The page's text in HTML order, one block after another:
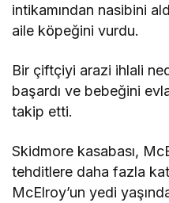
intikamından nasibini
aile köpeğini vurdu.
Bir çiftçiyi arazi ihlali
başardı ve bebeğini
takip etti.
Skidmore kasabası,
tehditlere daha fazla
McElroy’un yedi